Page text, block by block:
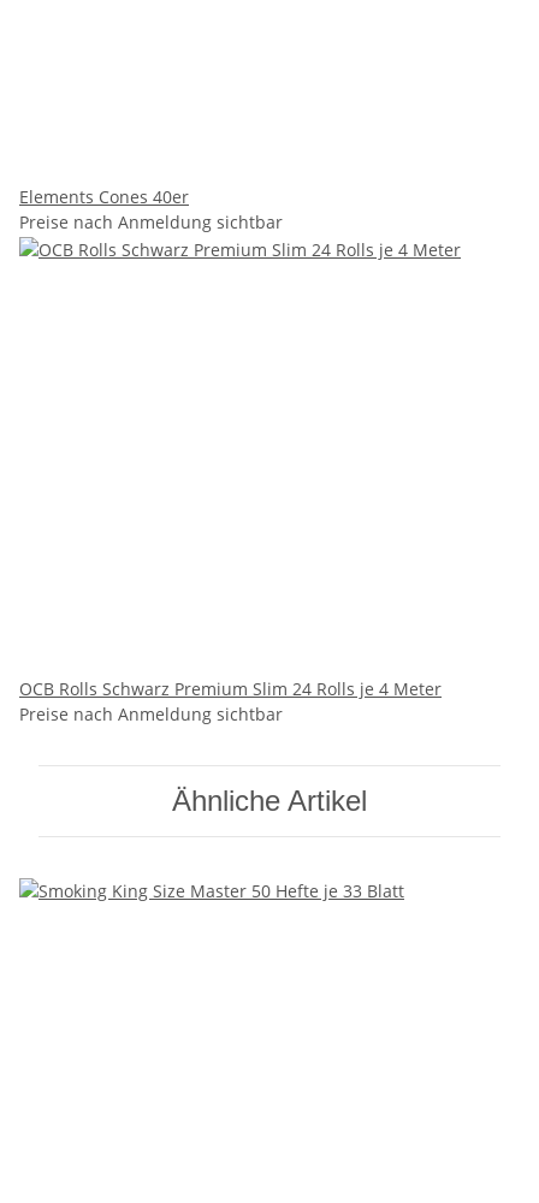
Elements Cones 40er
Preise nach Anmeldung sichtbar
OCB Rolls Schwarz Premium Slim 24 Rolls je 4 Meter
Preise nach Anmeldung sichtbar
Ähnliche Artikel